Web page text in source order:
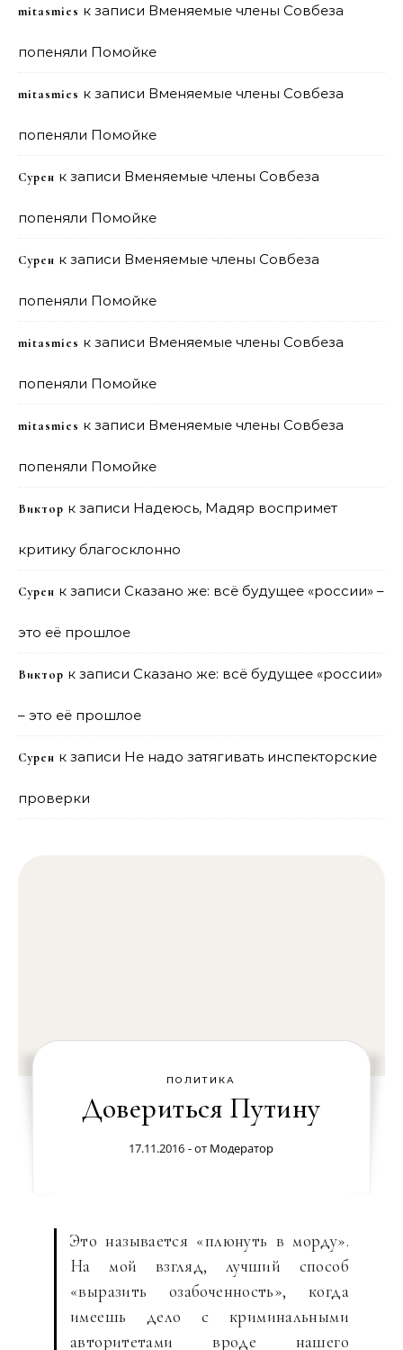
mitasmies к записи Вменяемые члены Совбеза
попеняли Помойке
mitasmies к записи Вменяемые члены Совбеза
попеняли Помойке
Сурен к записи Вменяемые члены Совбеза
попеняли Помойке
Сурен к записи Вменяемые члены Совбеза
попеняли Помойке
mitasmies к записи Вменяемые члены Совбеза
попеняли Помойке
mitasmies к записи Вменяемые члены Совбеза
попеняли Помойке
Виктор к записи Надеюсь, Мадяр воспримет
критику благосклонно
Сурен к записи Сказано же: всё будущее «россии» –
это её прошлое
Виктор к записи Сказано же: всё будущее «россии»
– это её прошлое
Сурен к записи Не надо затягивать инспекторские
проверки
ПОЛИТИКА
Довериться Путину
17.11.2016 - от Модератор
Это называется «плюнуть в морду».
На мой взгляд, лучший способ
«выразить озабоченность», когда
имеешь дело с криминальными
авторитетами вроде нашего